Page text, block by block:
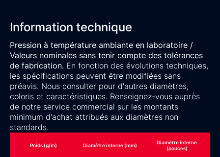
Information technique
Pression à température ambiante en laboratoire /
Valeurs nominales sans tenir compte des tolérances
de fabrication. En fonction des évolutions techniques,
les spécifications peuvent être modifiées sans
préavis. Nous consulter pour d'autres diamètres,
coloris et caractéristiques. Renseignez-vous auprès
de notre service commercial sur les montants
minimum d'achat attribués aux diamètres non
standards.
Poids (g/m) Diamètre interne (mm)
Diamètre interne
(pouces)